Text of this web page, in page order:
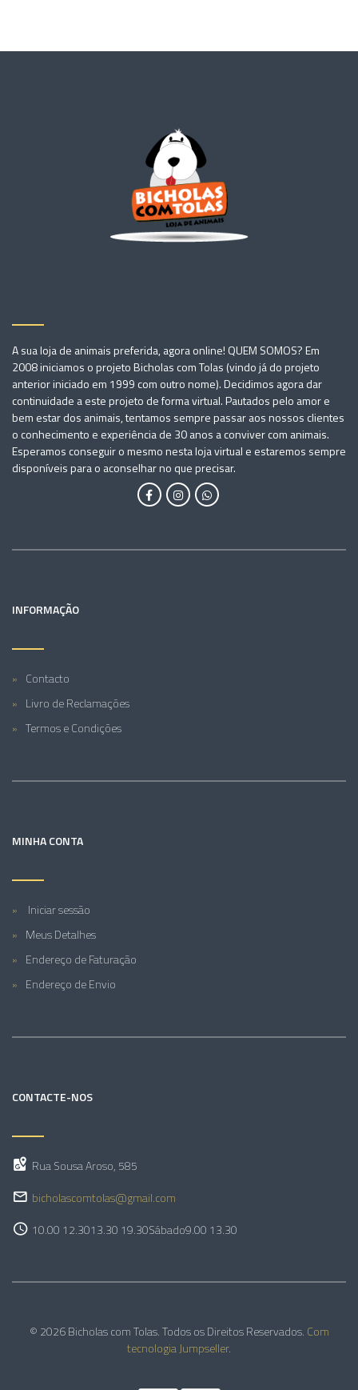
A sua loja de animais preferida, agora online! QUEM SOMOS? Em
2008 iniciamos o projeto Bicholas com Tolas (vindo já do projeto
anterior iniciado em 1999 com outro nome). Decidimos agora dar
continuidade a este projeto de forma virtual. Pautados pelo amor e
bem estar dos animais, tentamos sempre passar aos nossos clientes
o conhecimento e experiência de 30 anos a conviver com animais.
Esperamos conseguir o mesmo nesta loja virtual e estaremos sempre
disponíveis para o aconselhar no que precisar.
INFORMAÇÃO
Contacto
Livro de Reclamações
Termos e Condições
MINHA CONTA
Iniciar sessão
Meus Detalhes
Endereço de Faturação
Endereço de Envio
CONTACTE-NOS
Rua Sousa Aroso, 585
bicholascomtolas@gmail.com
10.00 12.3013.30 19.30Sábado9.00 13.30
© 2026 Bicholas com Tolas. Todos os Direitos Reservados. Com
tecnologia Jumpseller.